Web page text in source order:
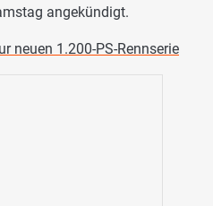
angekündigt.
neuen 1.200-PS-Rennserie